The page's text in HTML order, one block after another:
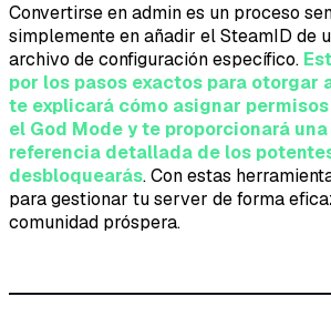
Convertirse en admin es un proceso
simplemente en añadir el SteamID de
archivo de configuración específico.
por los pasos exactos para otorgar
te explicará cómo asignar
el God Mode y te proporcionará
referencia detallada de los
desbloquearás. Con estas
para gestionar tu server de forma
comunidad próspera.